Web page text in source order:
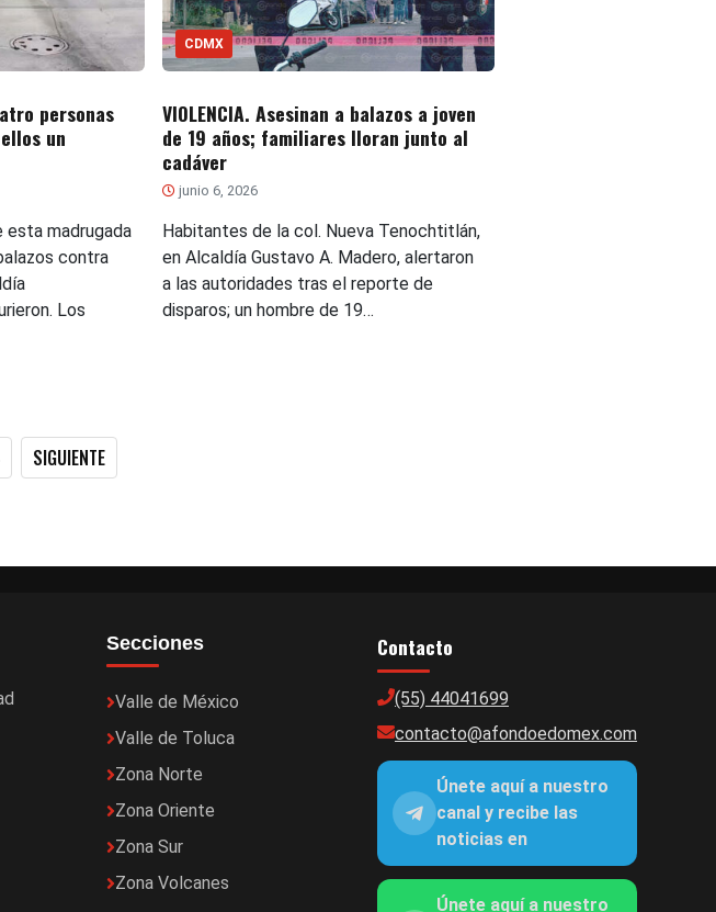
personas
un
esta madrugada
contra
Los
CDMX
VIOLENCIA. Asesinan a balazos a joven
de 19 años; familiares lloran junto al
cadáver
junio 6, 2026
Habitantes de la col. Nueva Tenochtitlán,
en Alcaldía Gustavo A. Madero, alertaron
a las autoridades tras el reporte de
disparos; un hombre de 19…
SIGUIENTE
Secciones
Valle de México
Valle de Toluca
Zona Norte
Zona Oriente
Zona Sur
Zona Volcanes
Contacto
(55) 44041699
contacto@afondoedomex.com
Únete aquí a nuestro
canal y recibe las
noticias en
Únete aquí a nuestro